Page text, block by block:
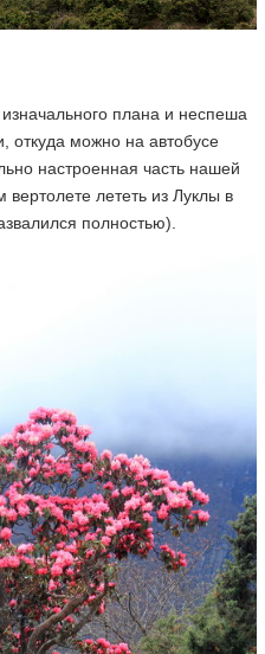
плана и неспеша
откуда можно на автобусе
настроенная часть нашей
лететь из Луклы в
полностью).